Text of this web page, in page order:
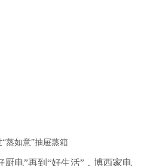
“蒸如意”抽屉蒸箱
电”再到“好生活”，博西家电